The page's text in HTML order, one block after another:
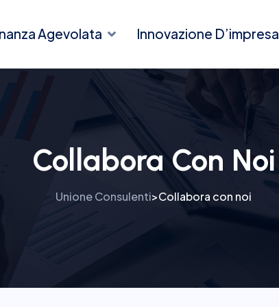
Agevolata Innovazione D’impresa
Collabora Con Noi
Unione Consulenti>Collabora con noi